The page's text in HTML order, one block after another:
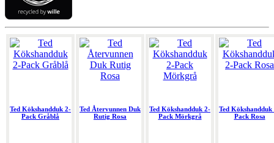
Ted Kökshandduk 2-
Pack Gråblå
Ted Återvunnen Duk
Rutig Rosa
Ted Kökshandduk 2-
Pack Mörkgrå
Ted Kökshandduk
Pack Rosa